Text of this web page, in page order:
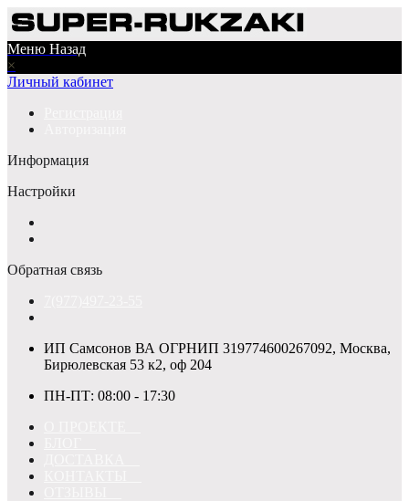
Меню Назад
×
Личный кабинет
Информация
Настройки
Обратная связь
ИП Самсонов ВА ОГРНИП 319774600267092, Москва,
Бирюлевская 53 к2, оф 204
ПН-ПТ: 08:00 - 17:30